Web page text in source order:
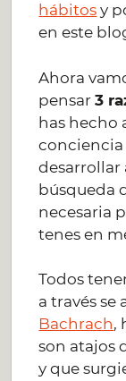
hábitos y
en este
Ahora
pensar3
has hecho
conciencia
desarrollar
búsqueda
necesaria
tenes en
Todos
a través se
Bachrach,
son atajos
y que